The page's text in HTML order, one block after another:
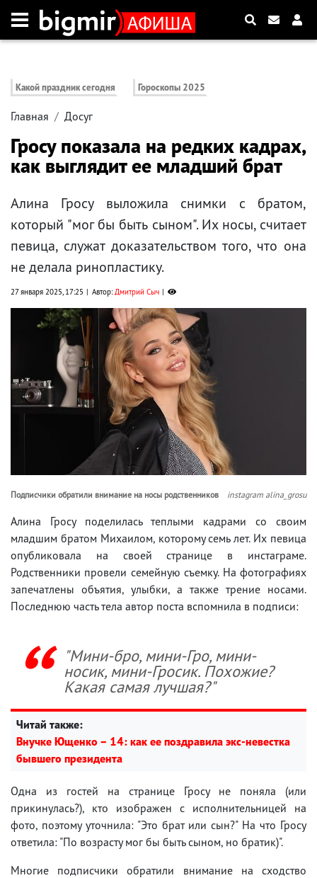
Какой праздник сегодня Гороскопы 2025
Главная Досуг
Гросу показала на редких кадрах,
как выглядит ее младший брат
Алина Гросу выложила снимки с братом,
который "мог бы быть сыном". Их носы, считает
певица, служат доказательством того, что она
не делала ринопластику.
27 января 2025, 17:25 Автор:Дмитрий Сыч
Подписчики обратили внимание на носы родственников instagram alina_grosu
Алина Гросу поделилась теплыми кадрами со своим
младшим братом Михаилом, которому семь лет. Их певица
опубликовала на своей странице в инстаграме.
Родственники провели семейную съемку. На фотографиях
запечатлены объятия, улыбки, а также трение носами.
Последнюю часть тела автор поста вспомнила в подписи:
"Мини-бро, мини-Гро, мини-
носик, мини-Гросик. Похожие?
Какая самая лучшая?"
Читай также:
Внучке Ющенко – 14: как ее поздравила экс-невестка
бывшего президента
Одна из гостей на странице Гросу не поняла (или
прикинулась?), кто изображен с исполнительницей на
фото, поэтому уточнила: "Это брат или сын?" На что Гросу
ответила: "По возрасту мог бы быть сыном, но братик)".
Многие подписчики обратили внимание на сходство